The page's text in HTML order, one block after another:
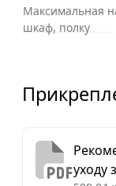
Максимальная
шкаф, полку
уходу